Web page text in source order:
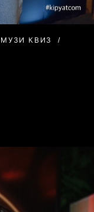
КВИЗ